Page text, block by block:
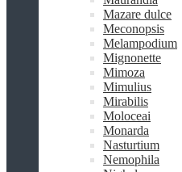
Mazare dulce
Meconopsis
Melampodium
Mignonette
Mimoza
Mimulius
Mirabilis
Moloceai
Monarda
Nasturtium
Nemophila